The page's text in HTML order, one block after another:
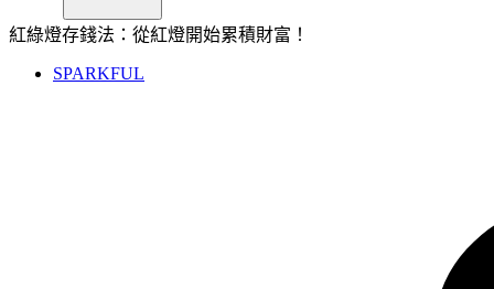
紅綠燈存錢法：從紅燈開始累積財富！
SPARKFUL